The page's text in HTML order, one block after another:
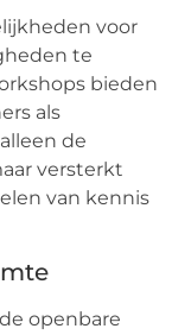
voor
te
bieden
als
de
versterkt
van kennis
openbare